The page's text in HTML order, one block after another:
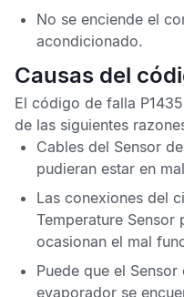
No se enciende el
acondicionado.
Causas del
El código de falla
de las siguientes
Cables del Sensor
pudieran estar en
Las conexiones del
Temperature Sensor
ocasionan el mal
Puede que el Sensor
evaporador se